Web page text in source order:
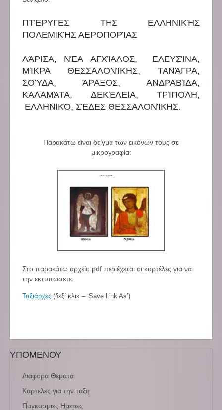
ΠΤΈΡΥΓΕΣ ΤΗΣ ΕΛΛΗΝΙΚΉΣ
ΠΟΛΕΜΙΚΉΣ ΑΕΡΟΠΟΡΊΑΣ
ΛΆΡΙΣΑ, ΝΈΑ ΑΓΧΊΑΛΟΣ, ΕΛΕΥΣΊΝΑ,
ΜΊΚΡΑ ΘΕΣΣΑΛΟΝΊΚΗΣ, ΤΑΝΆΓΡΑ,
ΣΟΎΔΑ, ΆΡΑΞΟΣ, ΑΝΔΡΑΒΊΔΑ,
ΚΑΛΑΜΆΤΑ, ΔΕΚΈΛΕΙΑ, ΤΡΊΠΟΛΗ,
ΕΛΛΗΝΙΚΌ, ΣΈΔΕΣ ΘΕΣΣΑΛΟΝΊΚΗΣ.
Παρακάτω είναι δείγμα των εικόνων τους σε
μικρογραφία:
Στο παρακάτω αρχείο pdf περιέχεται οι καρτέλες για να
την εκτυπώσετε:
Ταξιάρχες (δεξί κλικ – ‘Save Link As’)
ΥΠΟΜΕΝΟΥ
Διαφορα Θεματα
Καρτελες για την ταξη
Παγκοσμιες Ημερες